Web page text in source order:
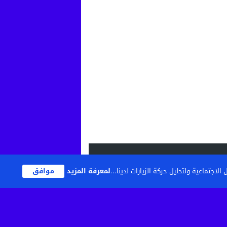
ولتحليل حركة الزيارات لدينا...لمعرفة المزيد موافق